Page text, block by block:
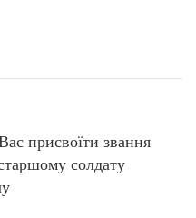
присвоїти звання
солдату